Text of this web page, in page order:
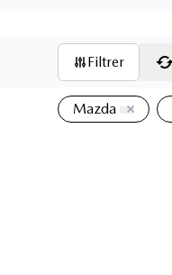
Filtrer
Mazda